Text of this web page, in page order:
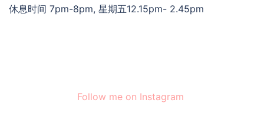
休息时间 7pm-8pm, 星期五12.15pm- 2.45pm
Follow me on Instagram